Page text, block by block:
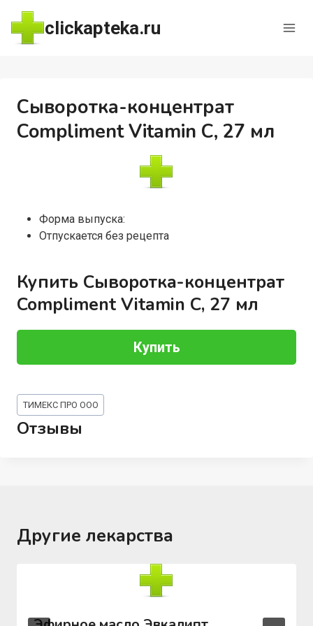
Перейти
содержимому
clickapteka.ru
Сыворотка-концентрат
Compliment Vitamin C, 27 мл
Форма выпуска:
Отпускается без рецепта
Купить Сыворотка-концентрат
Compliment Vitamin C, 27 мл
Купить
Метки
записи:
ТИМЕКС ПРО ООО
Отзывы
Другие лекарства